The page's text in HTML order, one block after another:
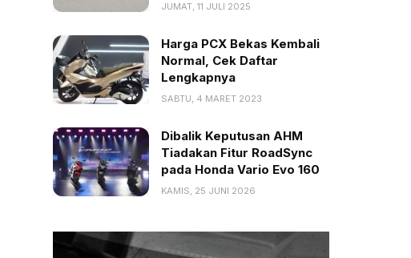
JUMAT, 11 JULI 2025
Harga PCX Bekas Kembali
Normal, Cek Daftar
Lengkapnya
SABTU, 4 MARET 2023
Dibalik Keputusan AHM
Tiadakan Fitur RoadSync
pada Honda Vario Evo 160
KAMIS, 25 JUNI 2026